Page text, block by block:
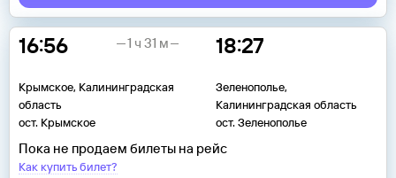
16:56
Крымское, Калининградская
область
ост. Крымское
18:27
Зеленополье,
Калининградская область
ост. Зеленополье
1 ч 31 м
Пока не продаем билеты на рейс
Как купить билет?